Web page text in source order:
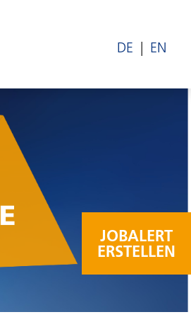
DE EN
JOBALERT
ERSTELLEN